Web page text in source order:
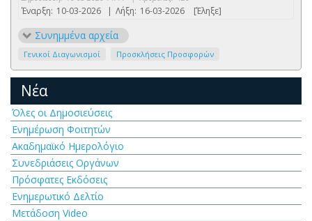
Έναρξη: 10-03-2026 | Λήξη: 16-03-2026 [Έληξε]
Συνημμένα αρχεία
Γενικοί Διαγωνισμοί Προσκλήσεις Προσφορών
Νέα
Όλες οι Δημοσιεύσεις
Ενημέρωση Φοιτητών
Ακαδημαϊκό Ημερολόγιο
Συνεδριάσεις Οργάνων
Πρόσφατες Εκδόσεις
Ενημερωτικό Δελτίο
Μετάδοση Video